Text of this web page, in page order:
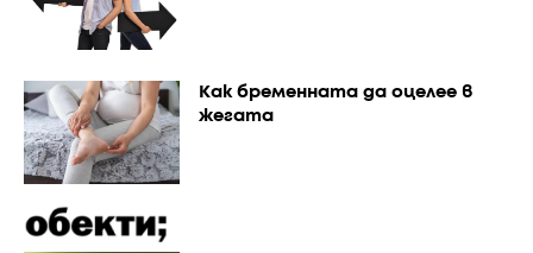
Как бременната да оцелее в
жегата